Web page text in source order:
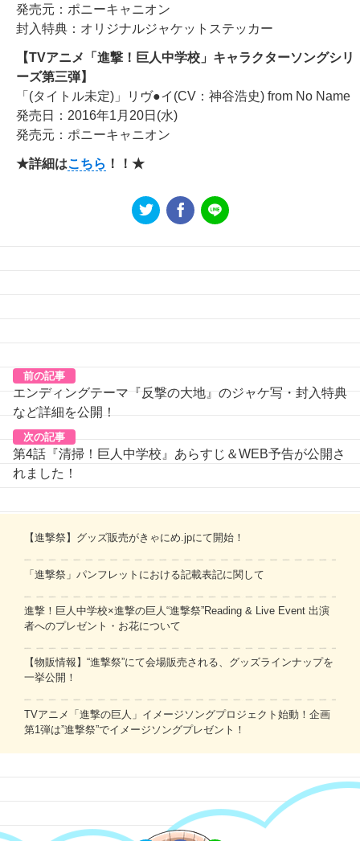
発売元：ポニーキャニオン
封入特典：オリジナルジャケットステッカー
【TVアニメ「進撃！巨人中学校」キャラクターソングシリ
ーズ第三弾】
「(タイトル未定)」リヴ●イ(CV：神谷浩史) from No Name
発売日：2016年1月20日(水)
発売元：ポニーキャニオン
★詳細はこちら ！！★
前の記事
エンディングテーマ『反撃の大地』のジャケ写・封入特典
など詳細を公開！
次の記事
第4話『清掃！巨人中学校』あらすじ＆WEB予告が公開さ
れました！
【進撃祭】グッズ販売がきゃにめ.jpにて開始！
「進撃祭」パンフレットにおける記載表記に関して
進撃！巨人中学校×進撃の巨人“進撃祭”Reading & Live Event 出演
者へのプレゼント・お花について
【物販情報】“進撃祭”にて会場販売される、グッズラインナップを
一挙公開！
TVアニメ「進撃の巨人」イメージソングプロジェクト始動！企画
第1弾は”進撃祭”でイメージソングプレゼント！